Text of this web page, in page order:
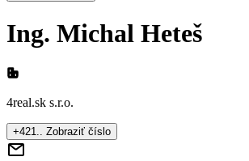
Ing. Michal Heteš
4real.sk s.r.o.
+421.. Zobraziť číslo